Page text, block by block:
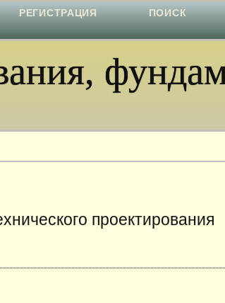
РЕГИСТРАЦИЯ ПОИСК
проектирования